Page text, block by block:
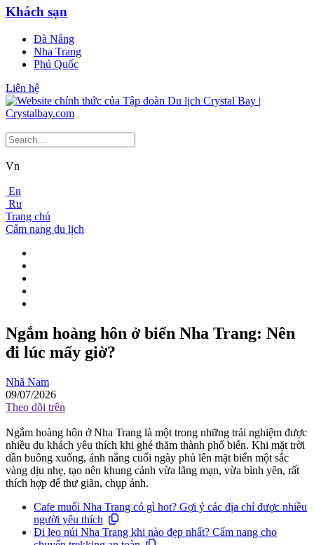
Khách sạn
Đà Nẵng
Nha Trang
Phú Quốc
Liên hệ
Vn
En
Ru
Trang chủ
Cẩm nang du lịch
Ngắm hoàng hôn ở biển Nha Trang: Nên
đi lúc mấy giờ?
Nhã Nam
09/07/2026
Theo dõi trên
Ngắm hoàng hôn ở Nha Trang là một trong những trải nghiệm được
nhiều du khách yêu thích khi ghé thăm thành phố biển. Khi mặt trời
dần buông xuống, ánh nắng cuối ngày phủ lên mặt biển một sắc
vàng dịu nhẹ, tạo nên khung cảnh vừa lãng mạn, vừa bình yên, rất
thích hợp để thư giãn, chụp ảnh.
Cafe muối Nha Trang có gì hot? Gợi ý các địa chỉ được nhiều
người yêu thích
Đi leo núi Nha Trang khi nào đẹp nhất? Cẩm nang cho